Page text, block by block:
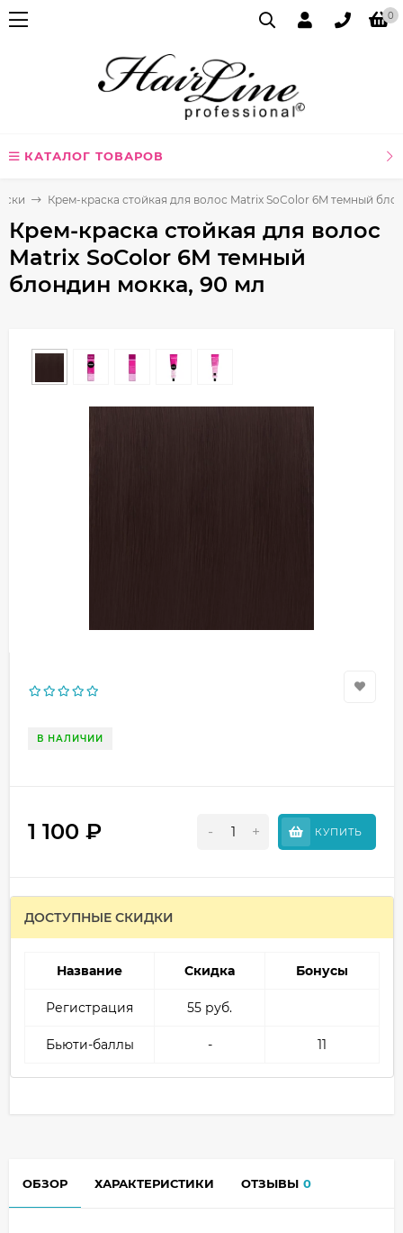
0
КАТАЛОГ ТОВАРОВ
Крем-краска стойкая для волос Matrix SoColor 6M темный
Крем-краска стойкая для волос
Matrix SoColor 6M темный
блондин мокка, 90 мл
В НАЛИЧИИ
1 100 ₽ - + КУПИТЬ
ДОСТУПНЫЕ СКИДКИ
Название Скидка Бонусы
Регистрация 55 руб.
Бьюти-баллы - 11
ОБЗОР ХАРАКТЕРИСТИКИ ОТЗЫВЫ 0